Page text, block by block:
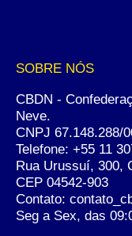
SOBRE NÓS
CBDN -
Neve.
CNPJ 67.148.288/
Telefone: +55 11
Rua Urussuí, 300,
CEP 04542-903
Contato:
Seg a Sex, das